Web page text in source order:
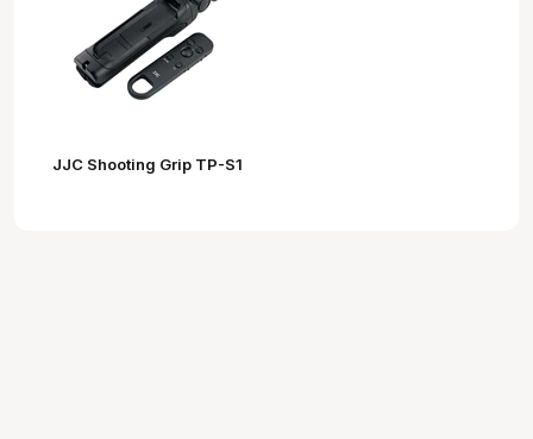
JJC Shooting Grip TP-S1